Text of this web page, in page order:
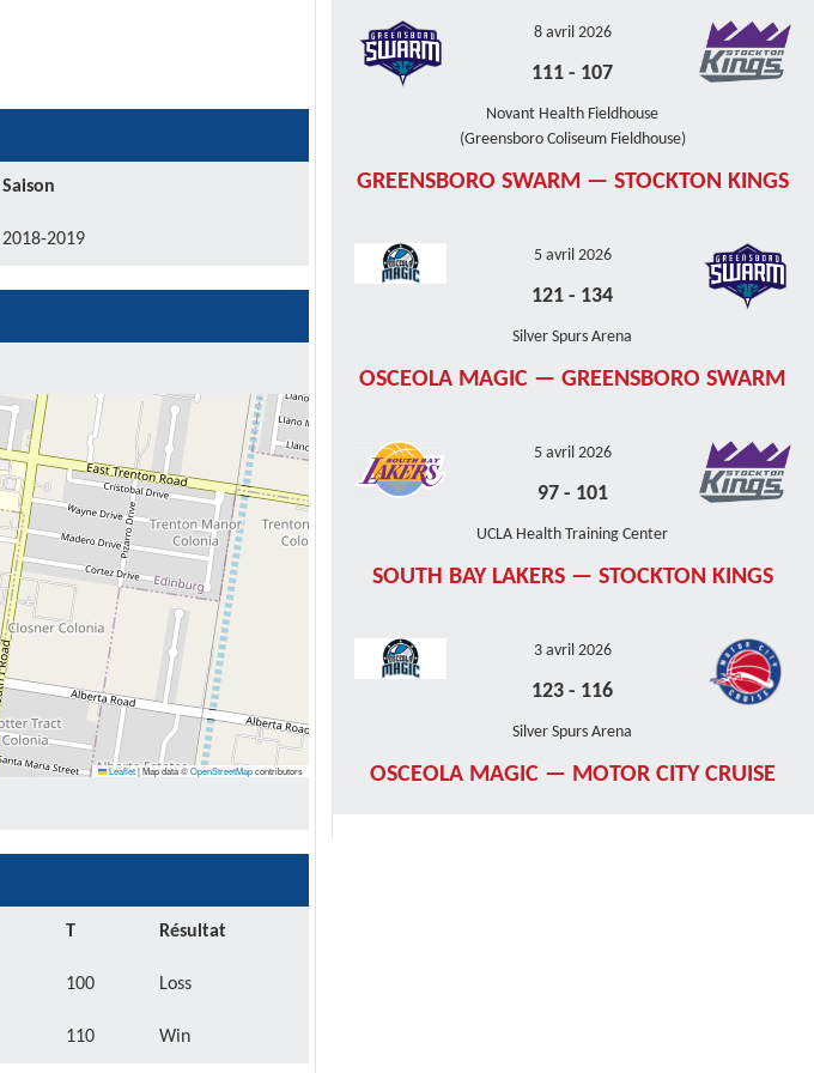
Saison
2018-2019
Leaflet|Map data ©OpenStreetMapcontributors
T Résultat
100 Loss
110 Win
8 avril 2026
111 - 107
Novant Health Fieldhouse
(Greensboro Coliseum Fieldhouse)
GREENSBORO SWARM — STOCKTON KINGS
5 avril 2026
121 - 134
Silver Spurs Arena
OSCEOLA MAGIC — GREENSBORO SWARM
5 avril 2026
97- 101
UCLA Health Training Center
SOUTH BAY LAKERS — STOCKTON KINGS
3 avril 2026
123 - 116
Silver Spurs Arena
OSCEOLA MAGIC — MOTOR CITY CRUISE